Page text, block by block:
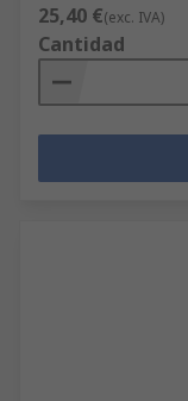
25,40 €(exc. IVA)
Cantidad